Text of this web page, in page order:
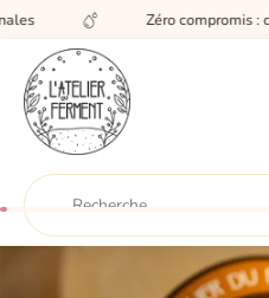
Zéro compromis :